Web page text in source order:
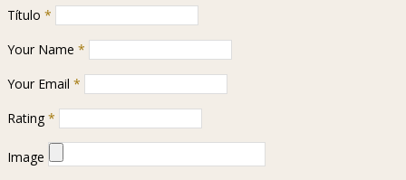
Título *
Your Name *
Your Email *
Rating *
Image